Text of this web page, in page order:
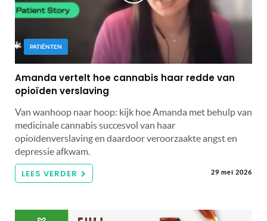
PATIËNTEN
Amanda vertelt hoe cannabis haar redde van
opioïden verslaving
Van wanhoop naar hoop: kijk hoe Amanda met behulp van
medicinale cannabis succesvol van haar
opioïdenverslaving en daardoor veroorzaakte angst en
depressie afkwam.
LEES VERDER 29 mei 2026